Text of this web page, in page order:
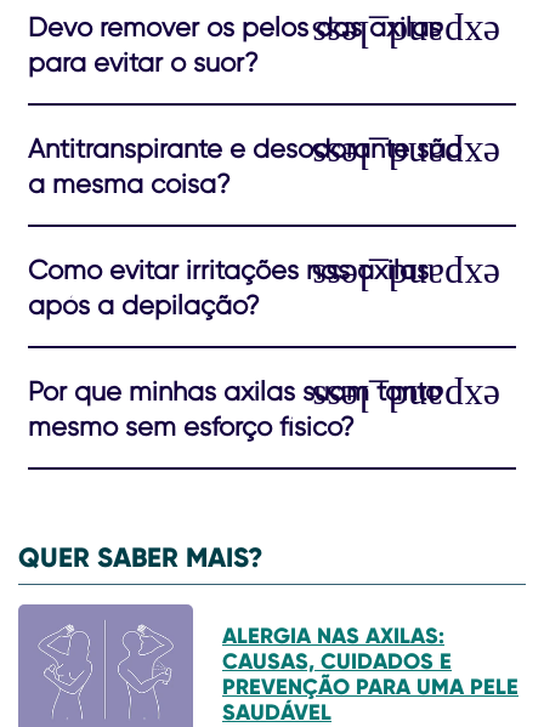
Devo remover os pelos das axilas
para evitar o suor?
Antitranspirante e desodorante são
a mesma coisa?
Como evitar irritações nas axilas
após a depilação?
Por que minhas axilas suam tanto
mesmo sem esforço físico?
QUER SABER MAIS?
ALERGIA NAS AXILAS:
CAUSAS, CUIDADOS E
PREVENÇÃO PARA UMA PELE
SAUDÁVEL